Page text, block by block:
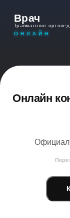
Врач
Травматолог-ортопед
ОНЛАЙН
Онлайн